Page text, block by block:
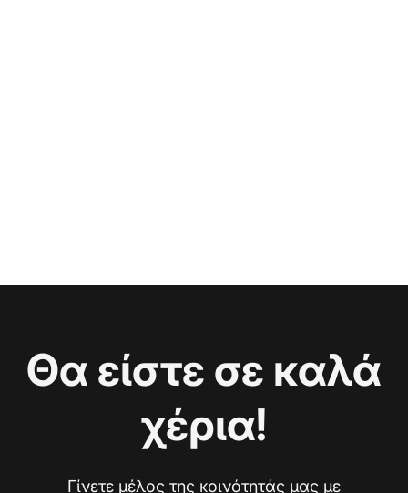
Θα είστε σε καλά
χέρια!
Γίνετε μέλος της κοινότητάς μας με